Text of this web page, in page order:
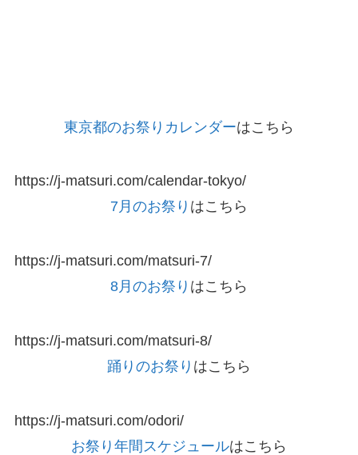
東京都のお祭りカレンダーはこちら
https://j-matsuri.com/calendar-tokyo/
7月のお祭り はこちら
https://j-matsuri.com/matsuri-7/
8月のお祭り はこちら
https://j-matsuri.com/matsuri-8/
踊りのお祭り はこちら
https://j-matsuri.com/odori/
お祭り年間スケジュールはこちら